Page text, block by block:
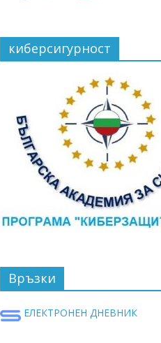
киберсигурност
Връзки
ЕЛЕКТРОНЕН ДНЕВНИК